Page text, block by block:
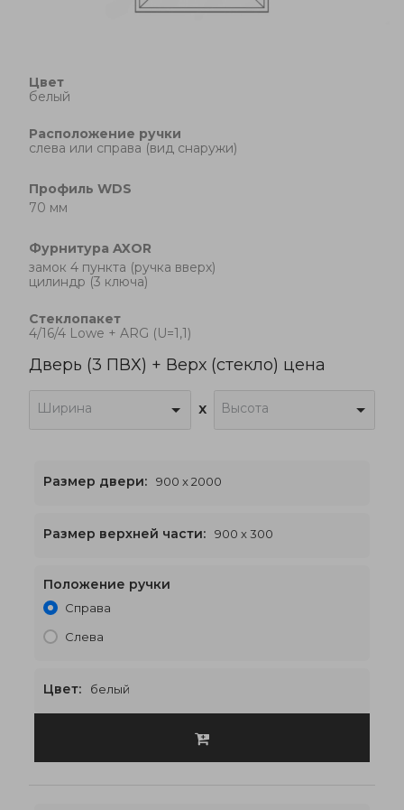
Цвет
белый
Расположение ручки
cлева или справа (вид снаружи)
Профиль WDS
70 мм
Фурнитура AXOR
замок 4 пункта (ручка вверх)
цилиндр (3 ключа)
Стеклопакет
4/16/4 Lowe + ARG (U=1,1)
Дверь (3 ПВХ) + Верх (стекло) цена
Ширина x Высота
900 x 2300€442
Размер двери: 900 x 2000
Размер верхней части: 900 x 300
Положение ручки
Справа
Слева
Цвет: белый